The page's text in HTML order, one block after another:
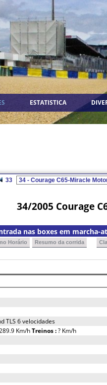
ESTATISTICA
33
34/2005 Courage
nas boxes em marcha-
Horário Resumo da corrida
TLS 6 velocidades
Km/hTreinos :? Km/h